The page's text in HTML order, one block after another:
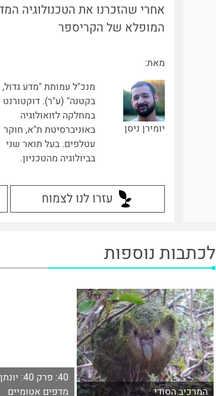
אחרי שהזכרנו את הטכנולוגיה
המופלא של הקריספר
מאת:
יומירן ניסן
מנכ"ל עמותת "מדע גדול,
בקטנה" (ע"ר). דוקטורנט
במחלקה לזואולוגיה
באוניברסיטת ת"א, חוקר
עטלפים. בעל תואר שני
בביולוגיה מהטכניון.
עזרו לנו לצמוח
לכתבות נוספות
המרכיב הסודי
40: פרק
מדפים אטומיים